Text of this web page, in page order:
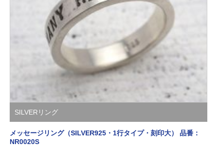
SILVERリング
メッセージリング（SILVER925・1行タイプ・刻印大） 品番：
NR0020S